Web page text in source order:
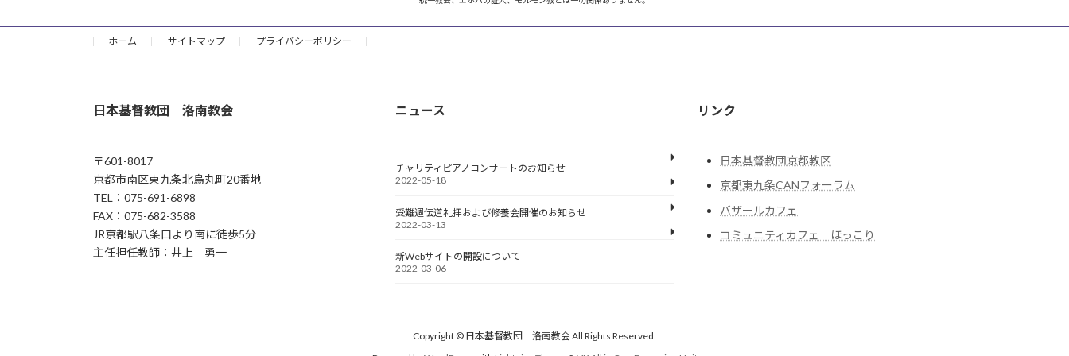
ホーム サイトマップ プライバシーポリシー
日本基督教団 洛南教会
〒601-8017
京都市南区東九条北烏丸町20番地
TEL：075-691-6898
FAX：075-682-3588
JR京都駅八条口より南に徒歩5分
主任担任教師：井上 勇一
ニュース
チャリティピアノコンサートのお知らせ
2022-05-18
受難週伝道礼拝および修養会開催のお知らせ
2022-03-13
新Webサイトの開設について
2022-03-06
リンク
日本基督教団京都教区
京都東九条CANフォーラム
バザールカフェ
コミュニティカフェ ほっこり
Copyright © 日本基督教団 洛南教会 All Rights Reserved.